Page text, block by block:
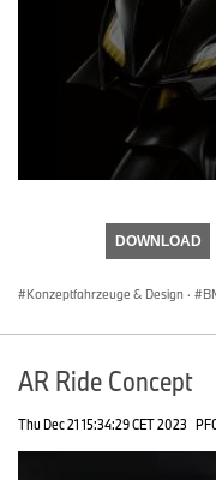
DOWNLOAD
Konzeptfahrzeuge & Design ·
AR Ride Concept
Thu Dec 21 15:34:29 CET 2023